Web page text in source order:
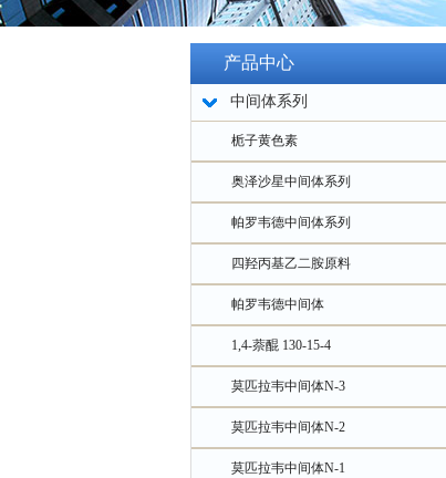
产品中心
中间体系列
栀子黄色素
奥泽沙星中间体系列
帕罗韦德中间体系列
四羟丙基乙二胺原料
帕罗韦德中间体
1,4-萘醌 130-15-4
莫匹拉韦中间体N-3
莫匹拉韦中间体N-2
莫匹拉韦中间体N-1